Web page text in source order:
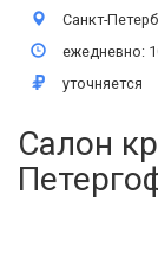
Санкт-
ежедневно:
уточняется
Салон